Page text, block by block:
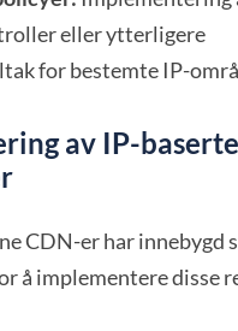
eller ytterligere
for bestemte IP-
av IP-
CDN-er har innebygd
å implementere disse